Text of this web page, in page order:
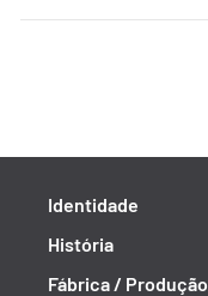
Identidade
História
Fábrica / Produção